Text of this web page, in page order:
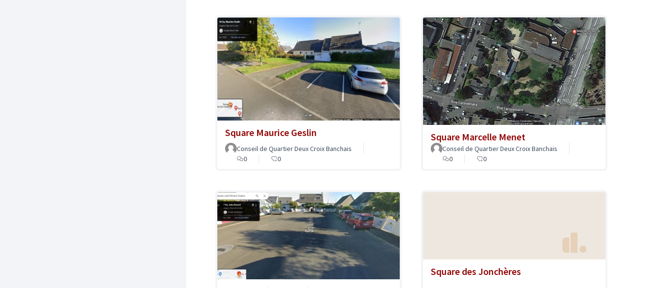
Square Maurice Geslin
Conseil de Quartier Deux Croix Banchais
0
0
Square Marcelle Menet
Conseil de Quartier Deux Croix Banchais
0
0
Square des Jonchères